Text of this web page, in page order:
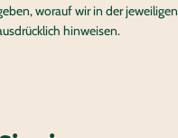
worauf wir in der jeweiligen
hinweisen.